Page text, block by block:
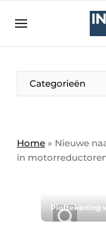
Aanmelden
Bedrijven
Bedrijven
Direct contact
Eigen content
Meest gelezen
Categorieën
Home » Nieuwe
in
Ploftekening